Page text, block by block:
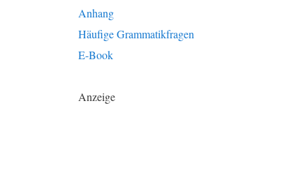
Anhang
Häufige Grammatikfragen
E-Book
Anzeige